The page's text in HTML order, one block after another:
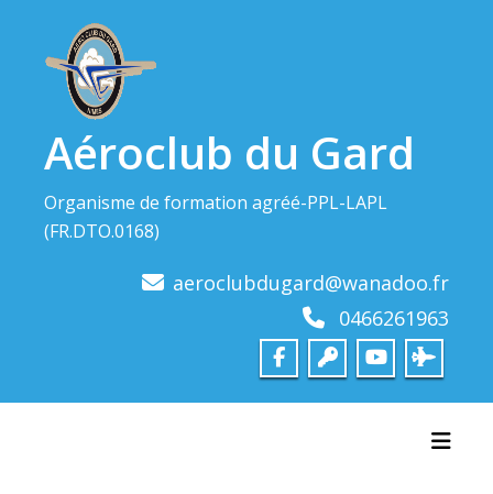
content
Aéroclub du Gard
Organisme de formation agréé-PPL-LAPL
(FR.DTO.0168)
aeroclubdugard@wanadoo.fr
0466261963